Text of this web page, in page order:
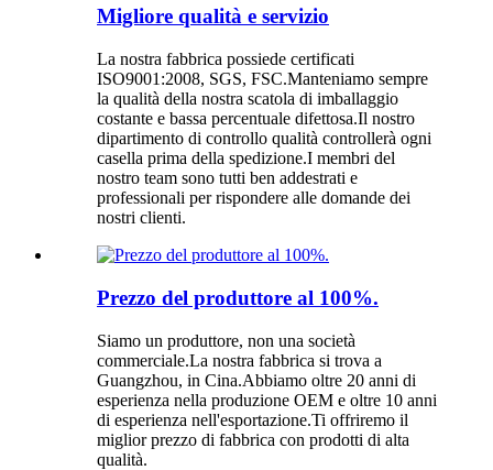
Migliore qualità e servizio
La nostra fabbrica possiede certificati
ISO9001:2008, SGS, FSC.Manteniamo sempre
la qualità della nostra scatola di imballaggio
costante e bassa percentuale difettosa.Il nostro
dipartimento di controllo qualità controllerà ogni
casella prima della spedizione.I membri del
nostro team sono tutti ben addestrati e
professionali per rispondere alle domande dei
nostri clienti.
Prezzo del produttore al 100%.
Siamo un produttore, non una società
commerciale.La nostra fabbrica si trova a
Guangzhou, in Cina.Abbiamo oltre 20 anni di
esperienza nella produzione OEM e oltre 10 anni
di esperienza nell'esportazione.Ti offriremo il
miglior prezzo di fabbrica con prodotti di alta
qualità.